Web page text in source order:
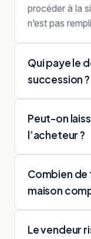
procéder à la
n’est pas
Qui paye le
succession ?
Peut-on
l’acheteur ?
Combien
maison
Le vendeur